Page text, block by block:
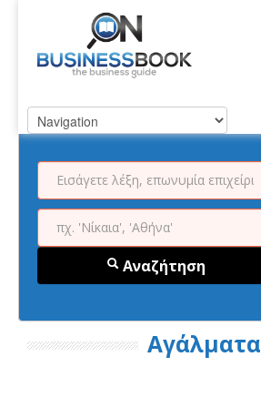
Αναζήτηση
Αγάλματα